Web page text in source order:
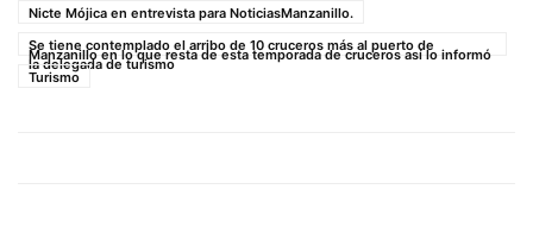
Nicte Mójica en entrevista para NoticiasManzanillo.
Se tiene contemplado el arribo de 10 cruceros más al puerto de
Manzanillo en lo que resta de esta temporada de cruceros así lo informó
la delegada de turismo
Turismo